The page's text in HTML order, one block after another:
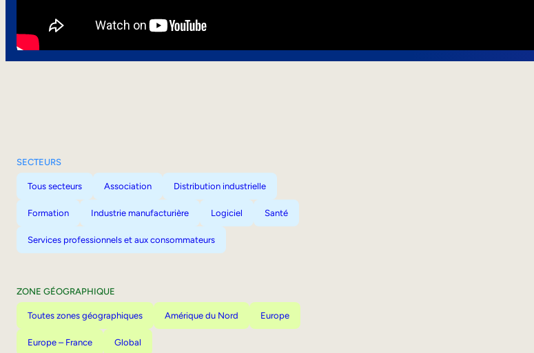
SECTEURS
Tous secteurs Association Distribution industrielle
Formation Industrie manufacturière Logiciel Santé
Services professionnels et aux consommateurs
ZONE GÉOGRAPHIQUE
Toutes zones géographiques Amérique du Nord Europe
Europe – France Global